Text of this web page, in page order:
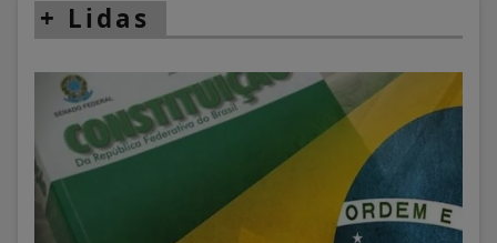
+ Lidas